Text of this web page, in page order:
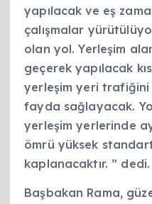
yapılacak ve eş
çalışmalar
olan yol. Yerleşim
geçerek yapılacak
yerleşim yeri
fayda sağlayacak.
yerleşim yerlerinde
ömrü yüksek
kaplanacaktır. ” dedi.
Başbakan Rama,